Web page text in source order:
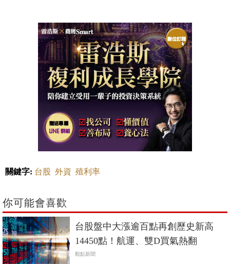
關鍵字: 台股 外資 殖利率
你可能會喜歡
台股盤中大漲逾百點再創歷史新高
14450點！航運、雙D買氣熱翻
觀點新聞